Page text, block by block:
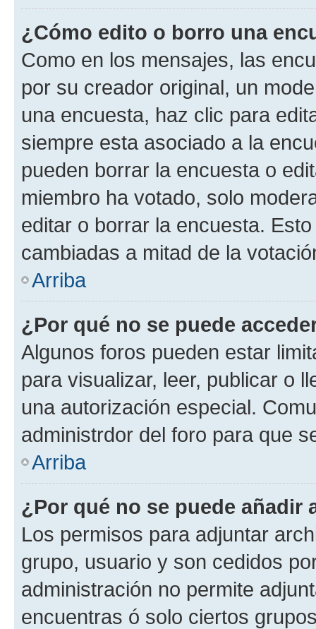
¿Cómo edito o borro una
Como en los mensajes, las
por su creador original, un
una encuesta, haz clic para
siempre esta asociado a la
pueden borrar la encuesta o
miembro ha votado, solo
editar o borrar la encuesta.
cambiadas a mitad de la
Arriba
¿Por qué no se puede
Algunos foros pueden estar
para visualizar, leer, publicar o
una autorización especial.
administrdor del foro para que
Arriba
¿Por qué no se puede añadir
Los permisos para adjuntar
grupo, usuario y son cedidos
administración no permite
encuentras ó solo ciertos